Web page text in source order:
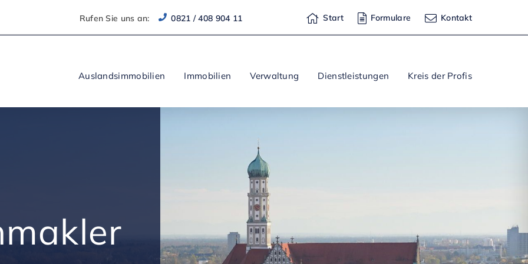
Rufen Sie uns an: 0821 / 408 904 11 Start Formulare Kontakt
Auslandsimmobilien Immobilien Verwaltung Dienstleistungen Kreis der Profis